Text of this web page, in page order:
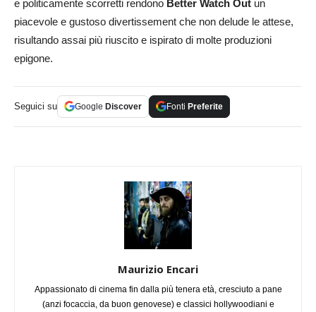
e politicamente scorretti rendono Better Watch Out un
piacevole e gustoso divertissement che non delude le attese,
risultando assai più riuscito e ispirato di molte produzioni
epigone.
Seguici su Google Discover Fonti Preferite
Maurizio Encari
Appassionato di cinema fin dalla più tenera età, cresciuto a pane
(anzi focaccia, da buon genovese) e classici hollywoodiani e